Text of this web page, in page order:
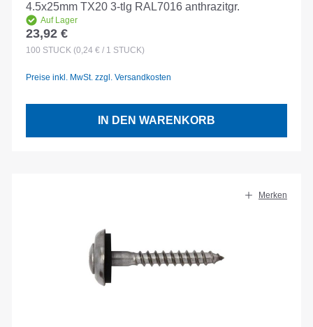
4.5x25mm TX20 3-tlg RAL7016 anthrazitgr.
Auf Lager
Regulärer Preis:
23,92 €
100 STÜCK (0,24 € / 1 STÜCK)
Preise inkl. MwSt. zzgl. Versandkosten
IN DEN WARENKORB
Merken